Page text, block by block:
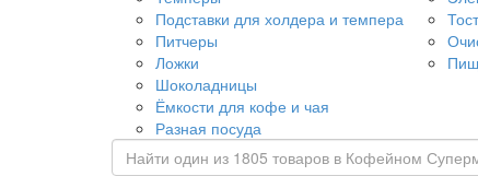
Подставки для холдера и темпера
Питчеры
Ложки
Шоколадницы
Ёмкости для кофе и чая
Разная посуда